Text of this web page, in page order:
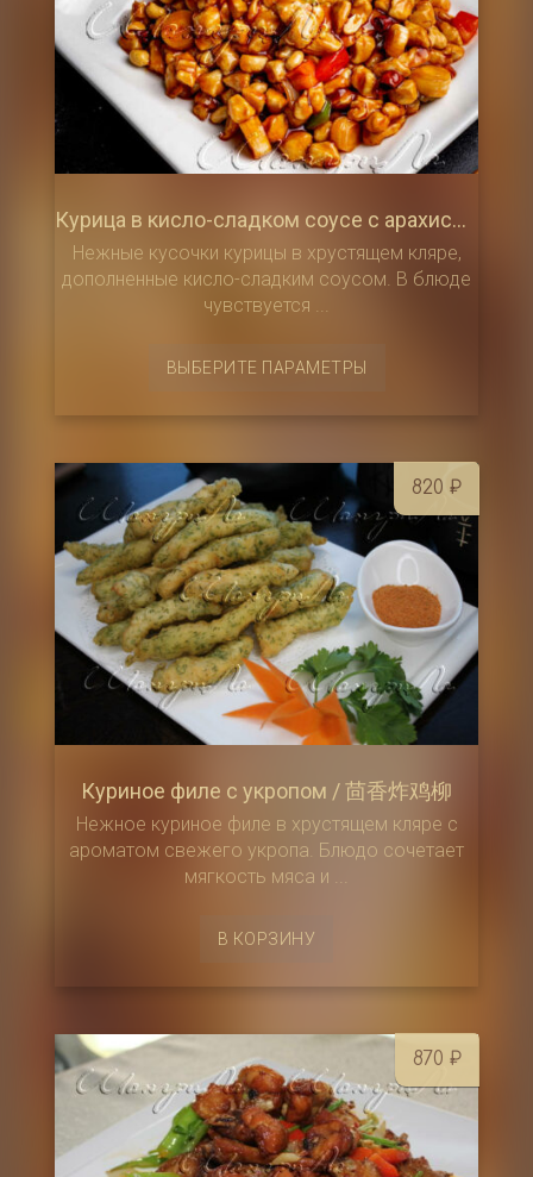
Курица в кисло-сладком соусе с арахисом / 宫保鸡丁
740 ₽
–
1 050 ₽
Нежные кусочки курицы в хрустящем кляре,
дополненные кисло-сладким соусом. В блюде
чувствуется ...
ВЫБЕРИТЕ ПАРАМЕТРЫ
вариаций.
Опции
можно
выбрать
на
странице
товара.
Куриное филе с укропом / 茴香炸鸡柳
820 ₽
Нежное куриное филе в хрустящем кляре с
ароматом свежего укропа. Блюдо сочетает
мягкость мяса и ...
В КОРЗИНУ
870 ₽